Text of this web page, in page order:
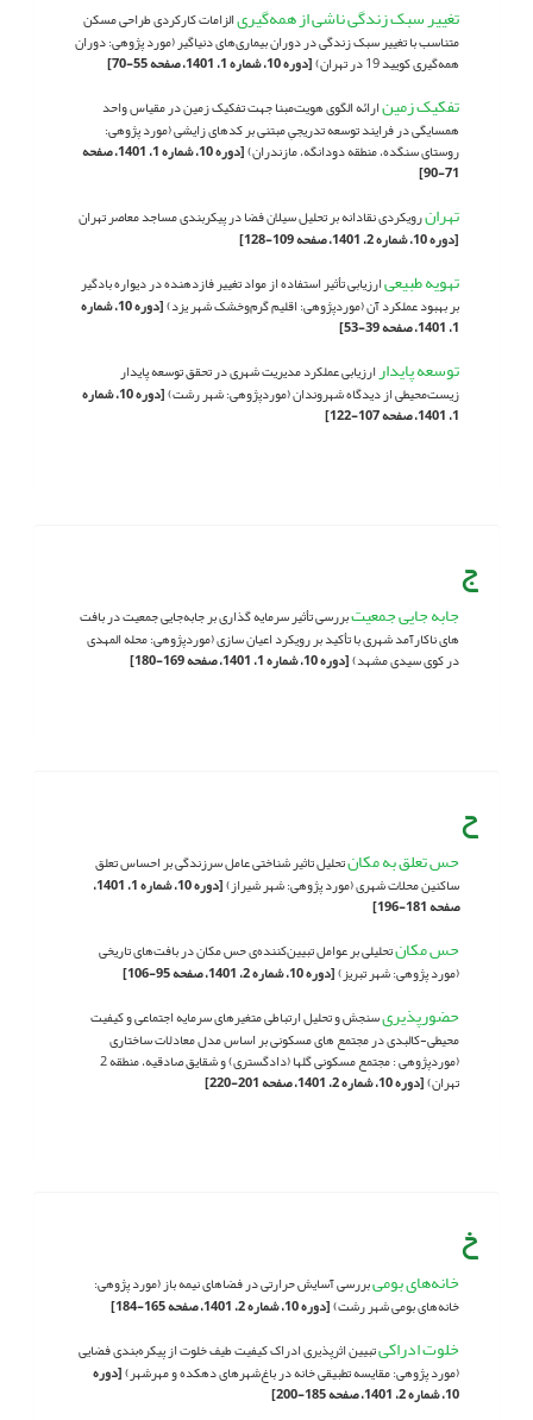
تغییر سبک زندگی ناشی از همه‌گیریالزامات کارکردی طراحی مسکن
متناسب با تغییر سبک زندگی در دوران بیماری‌های دنیاگیر (مورد پژوهی: دوران
همه‌گیری کویید 19 در تهران)
[دوره 10، شماره 1، 1401، صفحه 55-70]
تفکیک زمینارائه الگوی هویت‌مبنا جهت تفکیک زمین در مقیاس واحد
همسایگی در فرایند توسعه تدریجیِ مبتنی بر کدهای زایشی (مورد پژوهی:
روستای سنگده، منطقه دودانگه، مازندران)
[دوره 10، شماره 1، 1401، صفحه
71-90]
تهرانرویکردی نقادانه بر تحلیل سیلان فضا در پیکربندی مساجد معاصر تهران
[دوره 10، شماره 2، 1401، صفحه 109-128]
تهویه طبیعیارزیابی تأثیر استفاده از مواد تغییر فازدهنده در دیواره بادگیر
بر بهبود عملکرد آن (موردپژوهی: اقلیم گرم‌وخشک شهر یزد)
[دوره 10، شماره
1، 1401، صفحه 39-53]
توسعه پایدارارزیابی عملکرد مدیریت شهری در تحقق توسعه پایدار
زیست‌محیطی از دیدگاه شهروندان (موردپژوهی: شهر رشت)
[دوره 10، شماره
1، 1401، صفحه 107-122]
ج
جابه جایی جمعیتبررسی تأثیر سرمایه گذاری بر جابه‌جایی جمعیت در بافت
های ناکارآمد شهری با تأکید بر رویکرد اعیان سازی (موردپژوهی: محله المهدی
در کوی سیدی مشهد)[دوره 10، شماره 1، 1401، صفحه 169-180]
ح
حس تعلق به مکانتحلیل تاثیر شناختی عامل سرزندگی بر احساس تعلق
ساکنین محلات شهری (مورد پژوهی: شهر شیراز)
[دوره 10، شماره 1، 1401،
صفحه 181-196]
حس مکانتحلیلی بر عوامل تبیین‌کننده‌ی حس مکان در بافت‌های تاریخی
(مورد پژوهی: شهر تبریز)[دوره 10، شماره 2، 1401، صفحه 95-106]
حضورپذیریسنجش و تحلیل ارتباطی متغیرهای سرمایه اجتماعی و کیفیت
محیطی-کالبدی در مجتمع های مسکونی بر اساس مدل معادلات ساختاری
(موردپژوهی : مجتمع مسکونی گلها (دادگستری) و شقایق صادقیه، منطقه 2
تهران)[دوره 10، شماره 2، 1401، صفحه 201-220]
خ
خانه‌‌های بومیبررسی آسایش حرارتی در فضاهای نیمه باز (مورد پژوهی:
خانه‌های بومی شهر رشت)[دوره 10، شماره 2، 1401، صفحه 165-184]
خلوت ادراکیتبیین اثرپذیری ادراک کیفیت طیف خلوت از پیکره‌بندی فضایی
(مورد پژوهی: مقایسه تطبیقی خانه‌ در باغ‌‌شهرهای دهکده و مهرشهر)[دوره
10، شماره 2، 1401، صفحه 185-200]